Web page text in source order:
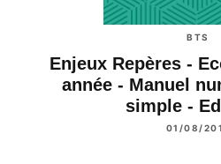
BTS
Enjeux Repères -
année - Manuel
simple -
01/08/